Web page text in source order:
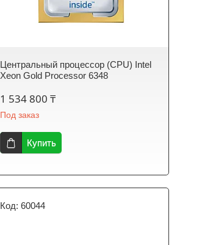
Центральный процессор (CPU) Intel
Xeon Gold Processor 6348
1 534 800 ₸
Под заказ
Купить
60044